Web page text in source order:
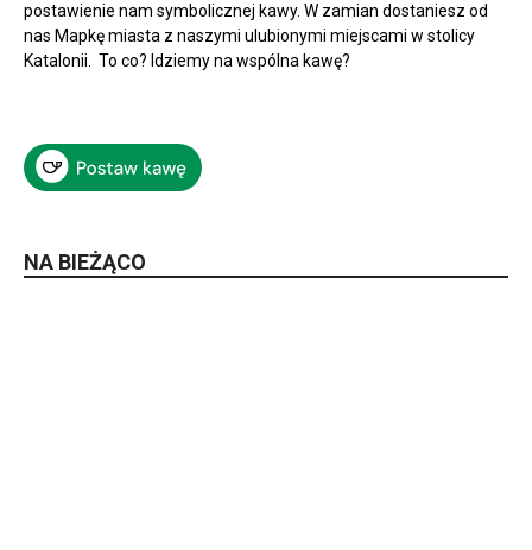
postawienie nam symbolicznej kawy. W zamian dostaniesz od
nas Mapkę miasta z naszymi ulubionymi miejscami w stolicy
Katalonii. To co? Idziemy na wspólna kawę?
NA BIEŻĄCO